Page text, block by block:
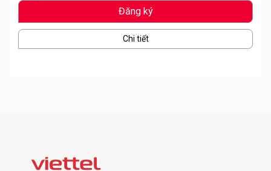
Hết lưu lượng dừng truy cập
Đăng ký
Chi tiết